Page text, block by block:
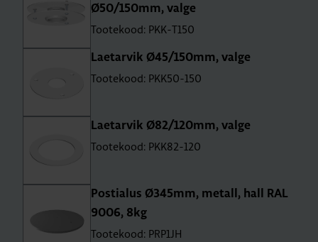
Ø50/150mm, valge
Tootekood: PKK-T150
Lae­tar­vik Ø45/150mm, valge
Tootekood: PKK50-150
Lae­tar­vik Ø82/120mm, valge
Tootekood: PKK82-120
Pos­ti­alus Ø345mm, metall, hall RAL
9006, 8kg
Tootekood: PRP1JH